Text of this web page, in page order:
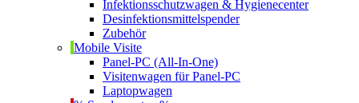
Infektionsschutzwagen & Hygienecenter
Desinfektionsmittelspender
Zubehör
Mobile Visite
Panel-PC (All-In-One)
Visitenwagen für Panel-PC
Laptopwagen